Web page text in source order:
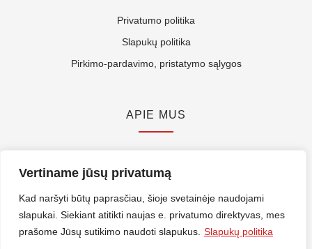
Vertiname jūsų privatumą
Kad naršyti būtų paprasčiau, šioje svetainėje naudojami
slapukai. Siekiant atitikti naujas e. privatumo direktyvas, mes
prašome Jūsų sutikimo naudoti slapukus. Slapukų politika
Privatumo politika
Slapukų politika
Pirkimo-pardavimo, pristatymo sąlygos
APIE MUS
Rekvizitai
ES Parama